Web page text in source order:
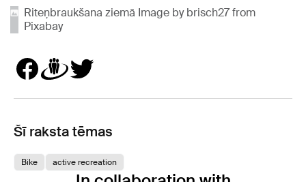
Riteņbraukšana ziemā Image by brisch27 from
Pixabay
Šī raksta tēmas
Bike active recreation